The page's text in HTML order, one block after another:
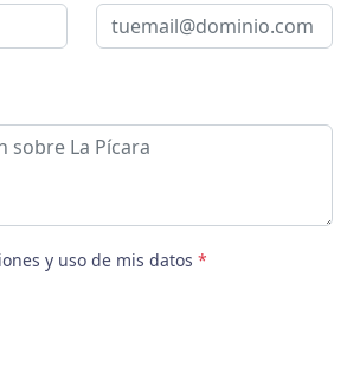
y uso de mis datos *